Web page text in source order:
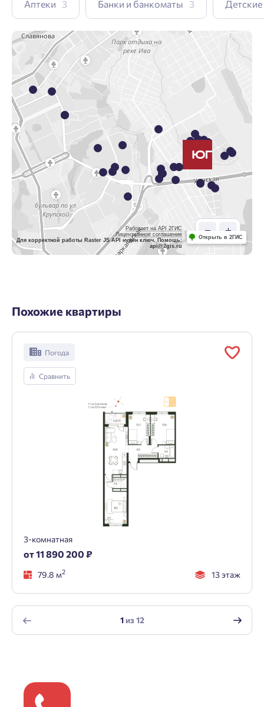
Аптеки 3 Банки и банкоматы 3
Работает на API 2ГИС
Лицензионное соглашение
Для корректной работы Raster JS API нужен ключ. Помощь:
api@2gis.ru
Открыть в 2ГИС
Похожие квартиры
Погода
Сравнить
3-комнатная
от 11 890 200 ₽
79.8 м2 13 этаж
1из12